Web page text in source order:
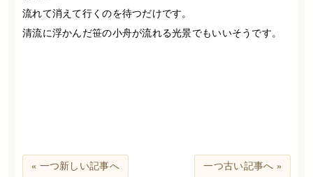
流れて消えて行くのを待つだけです。
清流に浮かんだ笹の小舟が流れる光景でもいいそうです。
« 一つ新しい記事へ 一つ古い記事へ »